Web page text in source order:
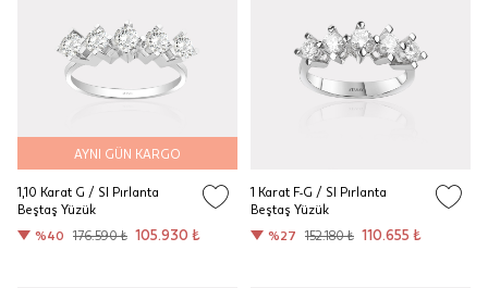
AYNI GÜN KARGO
1,10 Karat G / SI Pırlanta
Beştaş Yüzük
%40
176.590 ₺ 105.930 ₺
1 Karat F-G / SI Pırlanta
Beştaş Yüzük
%27
152.180 ₺ 110.655 ₺